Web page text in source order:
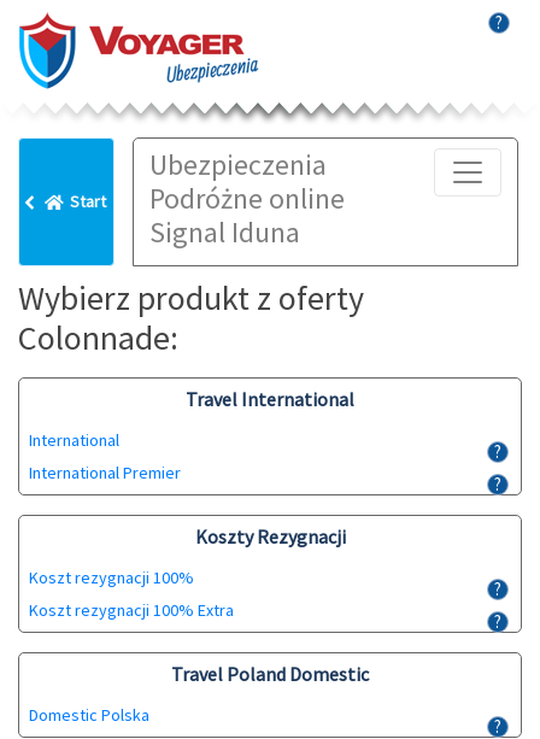
?
Start
Ubezpieczenia
Podróżne online
Signal Iduna
Wybierz produkt z oferty
Colonnade:
Travel International
International ?
International Premier ?
Koszty Rezygnacji
Koszt rezygnacji 100% ?
Koszt rezygnacji 100% Extra ?
Travel Poland Domestic
Domestic Polska ?